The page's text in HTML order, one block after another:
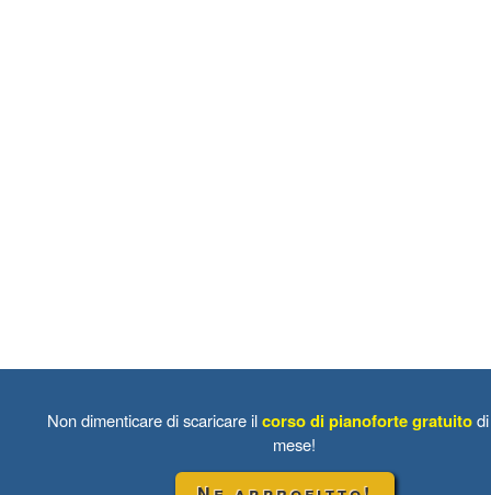
Non dimenticare di scaricare ilcorso di pianoforte gratuito
mese!